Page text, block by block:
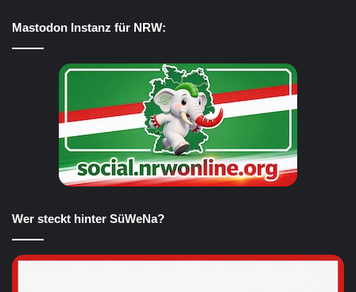
Mastodon Instanz für NRW:
Wer steckt hinter SüWeNa?